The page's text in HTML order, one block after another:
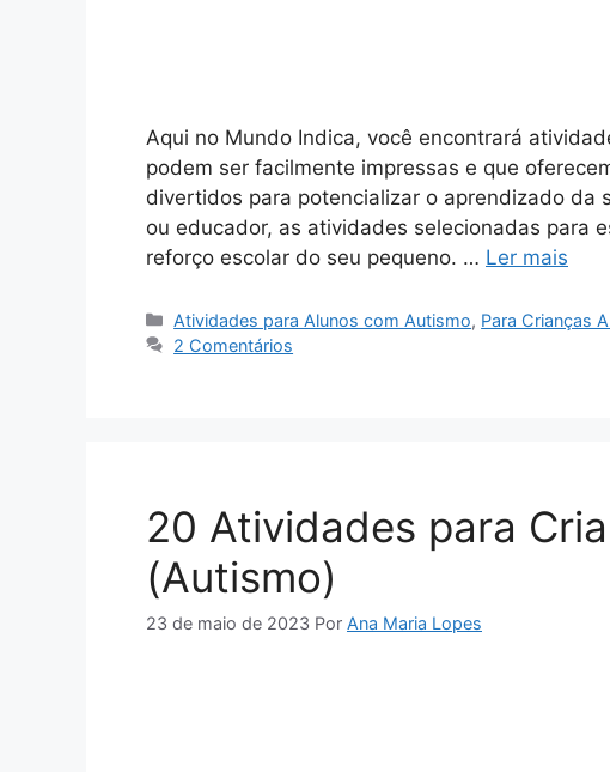
Aqui no Mundo Indica, você encontrará
podem ser facilmente impressas e que
divertidos para potencializar o aprendizado da
ou educador, as atividades selecionadas para
reforço escolar do seu pequeno. … Ler mais
Categorias
Atividades para Alunos com Autismo, Para Crianças
2 Comentários
20 Atividades para
(Autismo)
23 de maio de 2023 Por Ana Maria Lopes